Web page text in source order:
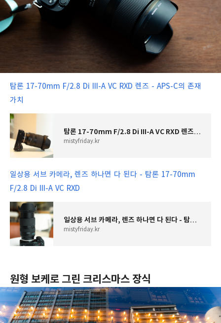
탐론 17-70mm F/2.8 Di III-A VC RXD 렌즈 - APS-C의 존재
가치
탐론 17-70mm F/2.8 Di III-A VC RXD 렌즈 - APS-C의 존재 가치
mistyfriday.kr
일상용 서브 카메라, 렌즈 하나면 다 된다 - 탐론 17-70mm
F/2.8 Di III-A VC RXD
일상용 서브 카메라, 렌즈 하나면 다 된다 - 탐론 17-70mm F/2.8 Di III-A VC RXD
mistyfriday.kr
원형 보케로 그린 크리스마스 장식